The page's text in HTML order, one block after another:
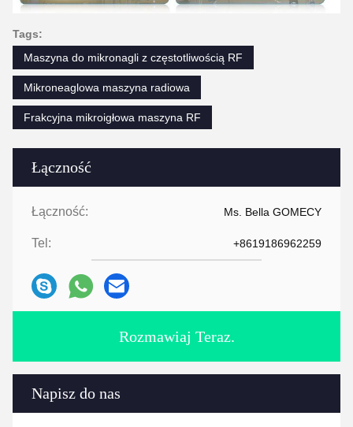
Łączność
Łączność: Ms. Bella GOMECY
Tel: +8619186962259
Rozmawiaj Teraz.
Napisz do nas
Tags:
Maszyna do mikronagli z częstotliwością RF
Mikroneaglowa maszyna radiowa
Frakcyjna mikroigłowa maszyna RF